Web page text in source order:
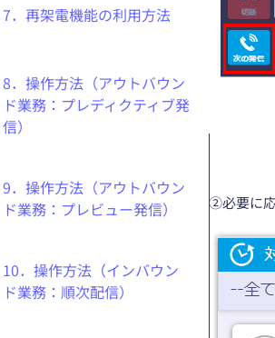
7．再架電機能の利用方法
8．操作方法（アウトバウン
ド業務：プレディクティブ発
信）
9．操作方法（アウトバウン
ド業務：プレビュー発信）
10．操作方法（インバウン
ド業務：順次配信）
②必要に